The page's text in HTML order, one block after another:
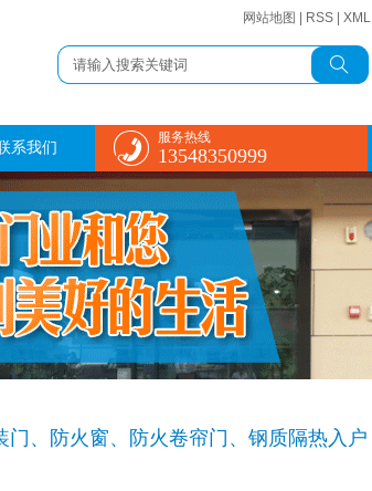
网站地图 RSS XML
系我们
系方式
线留言
才招聘
服务热线
13548350999
、防火窗、防火卷帘门、钢质隔热入户